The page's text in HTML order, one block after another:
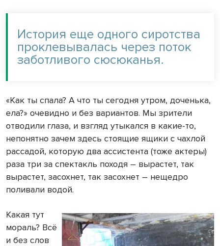
История еще одного сиротства
проклевывалась через поток
заботливого сюсюканья.
«Как ты спала? А что ты сегодня утром, доченька,
ела?» очевидно и без вариантов. Мы зрители
отводили глаза, и взгляд утыкался в какие-то,
непонятно зачем здесь стоящие ящики с чахлой
рассадой, которую два ассистента (тоже актеры)
раза три за спектакль походя – вырастет, так
вырастет, засохнет, так засохнет – нещедро
поливали водой.
Какая тут
мораль? Всё
и без слов